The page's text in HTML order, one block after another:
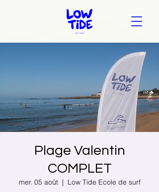
Plage Valentin
COMPLET
mer. 05 août
  |
Low Tide Ecole de surf